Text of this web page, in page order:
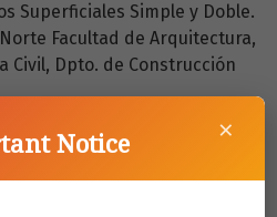
Superficiales Simple y Doble.
Facultad de Arquitectura,
Civil, Dpto. de Construcción
Emulsion Manual.
1979.
×
Notice